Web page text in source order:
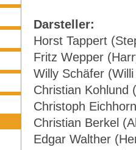
Darsteller:
Horst Tappert
Fritz Wepper
Willy Schäfer
Christian Kohlund
Christoph
Christian Berkel
Edgar Walther